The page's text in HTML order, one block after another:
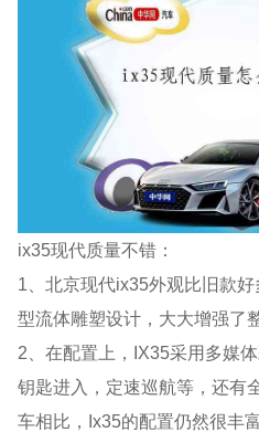
ix35现代质量不错：
1、北京现代ix35外观比旧款
型流体雕塑设计，大大增强了
2、在配置上，IX35采用多媒
钥匙进入，定速巡航等，还有
车相比，Ix35的配置仍然很丰